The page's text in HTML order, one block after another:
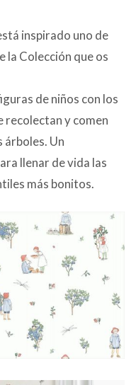
inspirado uno de
la Colección que os
de niños con los
y comen
Un
llenar de vida las
más bonitos.